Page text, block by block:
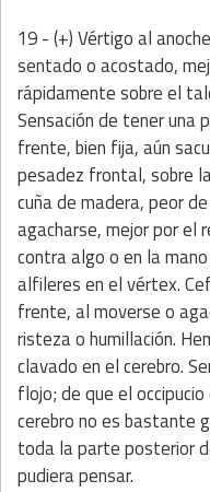
19 - (+) Vértigo al
sentado o acostado,
rápidamente sobre el
Sensación de tener una
frente, bien fija, aún
pesadez frontal, sobre
cuña de madera, peor
agacharse, mejor por el
contra algo o en la
alfileres en el vértex.
frente, al moverse o
risteza o humillación.
clavado en el cerebro.
flojo; de que el
cerebro no es bastante
toda la parte posterior
pudiera pensar.